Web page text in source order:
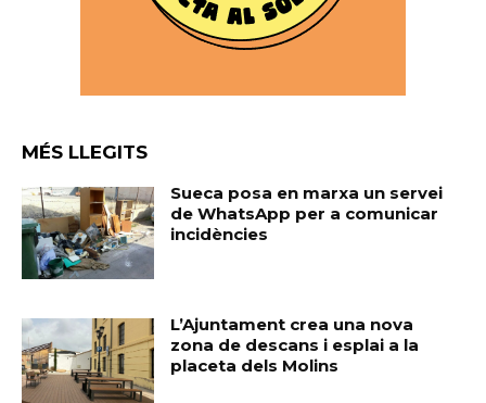
MÉS LLEGITS
Sueca posa en marxa un servei
de WhatsApp per a comunicar
incidències
L’Ajuntament crea una nova
zona de descans i esplai a la
placeta dels Molins